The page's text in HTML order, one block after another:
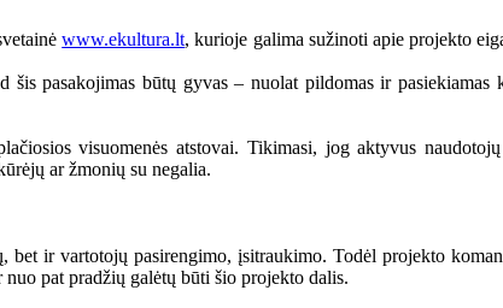
www.ekultura.lt, kurioje galima sužinoti apie projekto
pasakojimas būtų gyvas – nuolat pildomas ir pasiekiamas
visuomenės atstovai. Tikimasi, jog aktyvus
ar žmonių su negalia.
ir vartotojų pasirengimo, įsitraukimo. Todėl projekto
pat pradžių galėtų būti šio projekto dalis.